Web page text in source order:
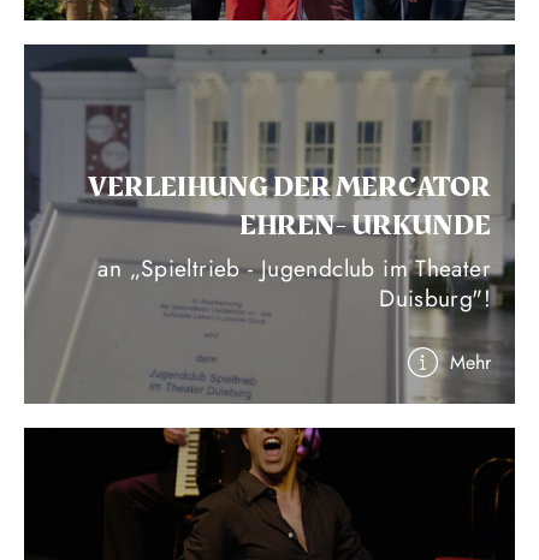
VERLEIHUNG DER MERCATOR
EHREN- URKUNDE
an „Spieltrieb - Jugendclub im Theater
Duisburg"!
Mehr